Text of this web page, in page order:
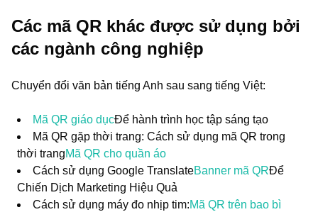
Các mã QR khác được sử dụng bởi
các ngành công nghiệp
Chuyển đổi văn bản tiếng Anh sau sang tiếng Việt:
Mã QR giáo dụcĐể hành trình học tập sáng tạo
Mã QR gặp thời trang: Cách sử dụng mã QR trong
thời trangMã QR cho quần áo
Cách sử dụng Google TranslateBanner mã QRĐể
Chiến Dịch Marketing Hiệu Quả
Cách sử dụng máy đo nhịp tim:Mã QR trên bao bì